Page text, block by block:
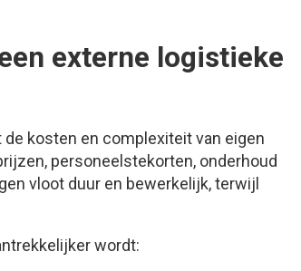
externe logistieke
kosten en complexiteit van eigen
personeelstekorten, onderhoud
vloot duur en bewerkelijk, terwijl
wordt: